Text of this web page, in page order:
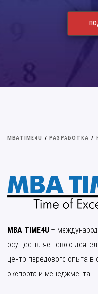
MBATIME4U / РАЗРАБОТКА /
MBA TIME4U –
осуществляет свою
центр передового опыта в
экспорта и менеджмента.